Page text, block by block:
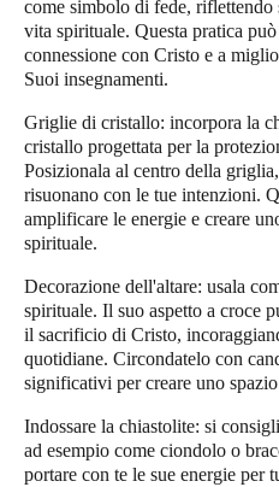
come simbolo di fede,
vita spirituale. Questa pratica
connessione con Cristo e a
Suoi insegnamenti.
Griglie di cristallo: incorpora la
cristallo progettata per la
Posizionala al centro della
risuonano con le tue intenzioni.
amplificare le energie e creare
spirituale.
Decorazione dell'altare: usala
spirituale. Il suo aspetto a croce
il sacrificio di Cristo,
quotidiane. Circondatelo con
significativi per creare uno
Indossare la chiastolite: si
ad esempio come ciondolo o
portare con te le sue energie per